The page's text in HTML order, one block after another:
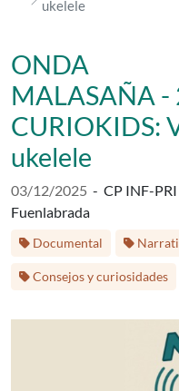
ukelele
ONDA
MALASAÑA -
CURIOKIDS:
ukelele
Fecha de publicación:
03/12/2025 - CP INF-
Fuenlabrada
Etiquetas:
Documental
Consejos y curiosidades